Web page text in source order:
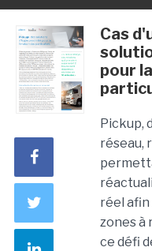
Cas
pour
Pickup,
réseau,
réel
zones à
ce défi